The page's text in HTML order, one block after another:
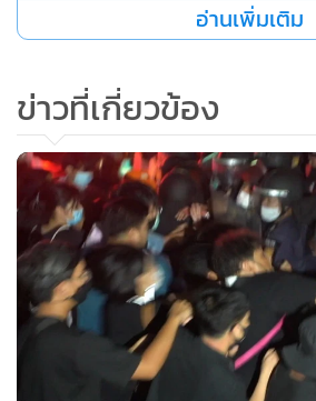
8. นายวีรภัทร ศิริสุนทร (นักศึกษา มข.)
นุวัฒน์ 10. นายศรายุทธ นาคมณี (นักศึก
แซ่อึง 12. นายเชษฐา กลิ่นดี (นักศึกษา ม
นามนวด หรือเข้ม (นักศึกษา มข.) และ
อ่านเพิ่มเติม
ข่าวที่เกี่ยวข้อง